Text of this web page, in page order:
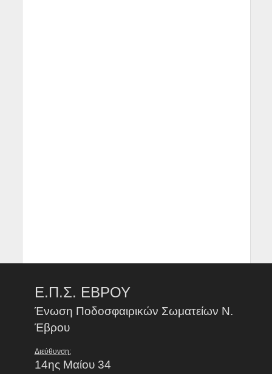
Ε.Π.Σ. ΕΒΡΟΥ
Ένωση Ποδοσφαιρικών Σωματείων Ν.
Έβρου
Διεύθυνση:
14ης Μαίου 34